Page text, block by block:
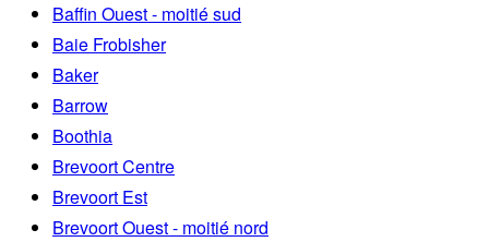
Baffin Ouest - moitié sud
Baie Frobisher
Baker
Barrow
Boothia
Brevoort Centre
Brevoort Est
Brevoort Ouest - moitié nord